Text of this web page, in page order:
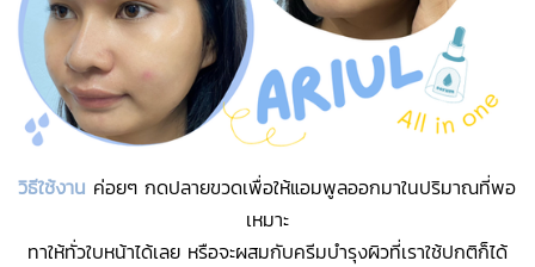
วิธีใช้งาน ค่อยๆ กดปลายขวดเพื่อให้แอมพูลออกมาในปริมาณที่พอ
เหมาะ
ทาให้ทั่วใบหน้าได้เลย หรือจะผสมกับครีมบำรุงผิวที่เราใช้ปกติก็ได้